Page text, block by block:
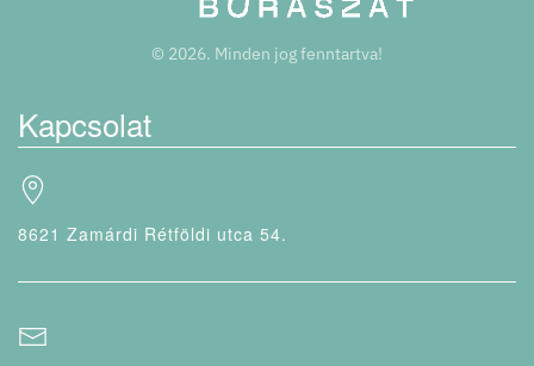
© 2026. Minden jog fenntartva!
Kapcsolat
8621 Zamárdi Rétföldi utca 54.